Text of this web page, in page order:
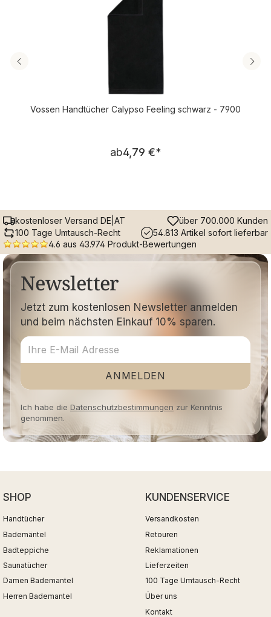
Vossen Handtücher Calypso Feeling schwarz - 7900
Regulärer Preis:
ab4,79 €*
kostenloser Versand DE|AT
über 700.000 Kunden
100 Tage Umtausch-Recht
54.813 Artikel sofort lieferbar
4.6 aus 43.974 Produkt-Bewertungen
Newsletter
Jetzt zum kostenlosen Newsletter anmelden
und beim nächsten Einkauf 10% sparen.
ANMELDEN
Ich habe die Datenschutzbestimmungen zur Kenntnis
genommen.
SHOP
Handtücher
Bademäntel
Badteppiche
Saunatücher
Damen Bademantel
Herren Bademantel
KUNDENSERVICE
Versandkosten
Retouren
Reklamationen
Lieferzeiten
100 Tage Umtausch-Recht
Über uns
Kontakt